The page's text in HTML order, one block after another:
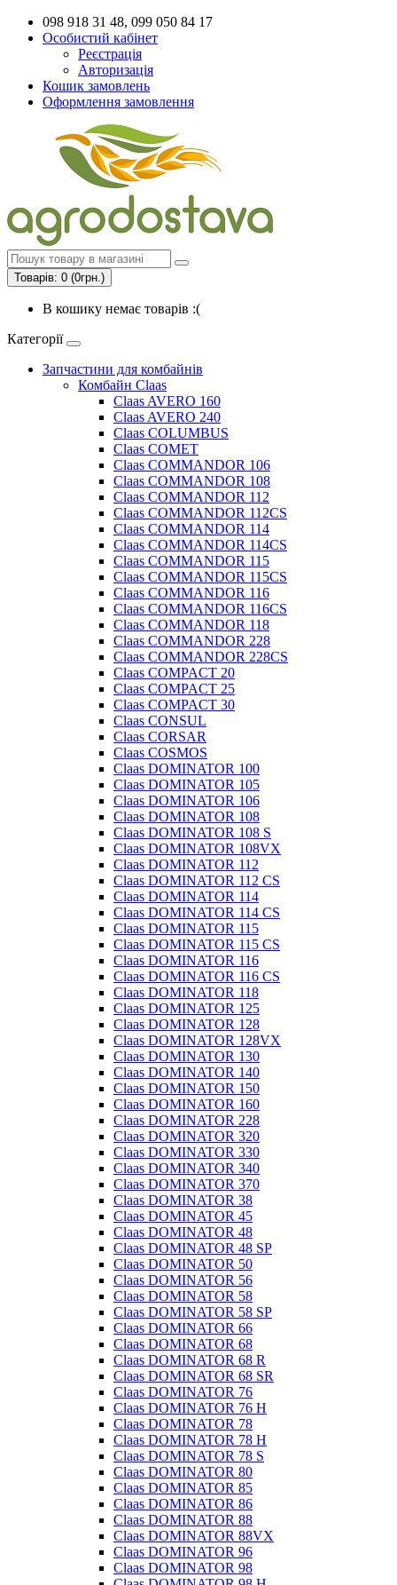
098 918 31 48, 099 050 84 17
Особистий кабінет
Реєстрація
Авторизація
Кошик замовлень
Оформлення замовлення
Товарів: 0 (0грн.)
В кошику немає товарів :(
Категорії
Запчастини для комбайнів
Комбайн Claas
Claas AVERO 160
Claas AVERO 240
Claas COLUMBUS
Claas COMET
Claas COMMANDOR 106
Claas COMMANDOR 108
Claas COMMANDOR 112
Claas COMMANDOR 112CS
Claas COMMANDOR 114
Claas COMMANDOR 114CS
Claas COMMANDOR 115
Claas COMMANDOR 115CS
Claas COMMANDOR 116
Claas COMMANDOR 116CS
Claas COMMANDOR 118
Claas COMMANDOR 228
Claas COMMANDOR 228CS
Claas COMPACT 20
Claas COMPACT 25
Claas COMPACT 30
Claas CONSUL
Claas CORSAR
Claas COSMOS
Claas DOMINATOR 100
Claas DOMINATOR 105
Claas DOMINATOR 106
Claas DOMINATOR 108
Claas DOMINATOR 108 S
Claas DOMINATOR 108VX
Claas DOMINATOR 112
Claas DOMINATOR 112 CS
Claas DOMINATOR 114
Claas DOMINATOR 114 CS
Claas DOMINATOR 115
Claas DOMINATOR 115 CS
Claas DOMINATOR 116
Claas DOMINATOR 116 CS
Claas DOMINATOR 118
Claas DOMINATOR 125
Claas DOMINATOR 128
Claas DOMINATOR 128VX
Claas DOMINATOR 130
Claas DOMINATOR 140
Claas DOMINATOR 150
Claas DOMINATOR 160
Claas DOMINATOR 228
Claas DOMINATOR 320
Claas DOMINATOR 330
Claas DOMINATOR 340
Claas DOMINATOR 370
Claas DOMINATOR 38
Claas DOMINATOR 45
Claas DOMINATOR 48
Claas DOMINATOR 48 SP
Claas DOMINATOR 50
Claas DOMINATOR 56
Claas DOMINATOR 58
Claas DOMINATOR 58 SP
Claas DOMINATOR 66
Claas DOMINATOR 68
Claas DOMINATOR 68 R
Claas DOMINATOR 68 SR
Claas DOMINATOR 76
Claas DOMINATOR 76 H
Claas DOMINATOR 78
Claas DOMINATOR 78 H
Claas DOMINATOR 78 S
Claas DOMINATOR 80
Claas DOMINATOR 85
Claas DOMINATOR 86
Claas DOMINATOR 88
Claas DOMINATOR 88VX
Claas DOMINATOR 96
Claas DOMINATOR 98